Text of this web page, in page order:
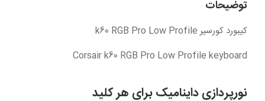
توضیحات
کیبورد کورسیر k60 RGB Pro Low Profile
Corsair k60 RGB Pro Low Profile keyboard
نورپردازی داینامیک برای هر کلید